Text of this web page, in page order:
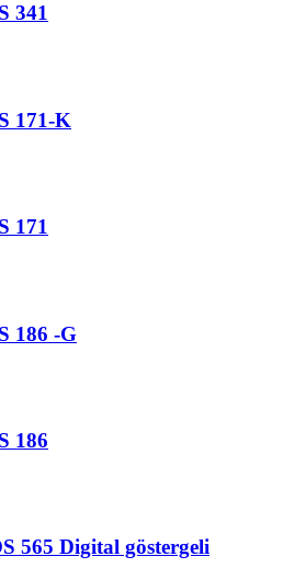
341
171-K
171
186 -G
186
565 Digital göstergeli